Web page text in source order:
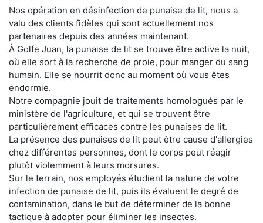
Nos opération en désinfection de punaise de lit, nous a
valu des clients fidèles qui sont actuellement nos
partenaires depuis des années maintenant.
À Golfe Juan, la punaise de lit se trouve être active la nuit,
où elle sort à la recherche de proie, pour manger du sang
humain. Elle se nourrit donc au moment où vous êtes
endormie.
Notre compagnie jouit de traitements homologués par le
ministère de l'agriculture, et qui se trouvent être
particulièrement efficaces contre les punaises de lit.
La présence des punaises de lit peut être cause d'allergies
chez différentes personnes, dont le corps peut réagir
plutôt violemment à leurs morsures.
Sur le terrain, nos employés étudient la nature de votre
infection de punaise de lit, puis ils évaluent le degré de
contamination, dans le but de déterminer de la bonne
tactique à adopter pour éliminer les insectes.